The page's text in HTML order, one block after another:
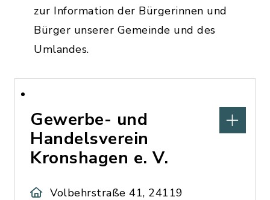
zur Information der Bürgerinnen und
Bürger unserer Gemeinde und des
Umlandes.
Gewerbe- und
Handelsverein
Kronshagen e. V.
Volbehrstraße 41, 24119